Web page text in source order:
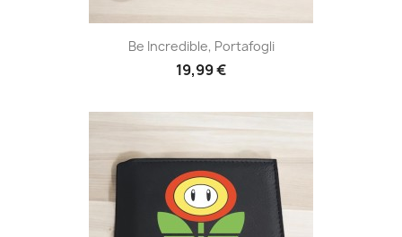
Be Incredible, Portafogli
19,99 €